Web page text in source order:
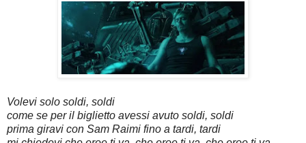
Volevi solo soldi, soldi
come se per il biglietto avessi avuto soldi, soldi
prima giravi con Sam Raimi fino a tardi, tardi